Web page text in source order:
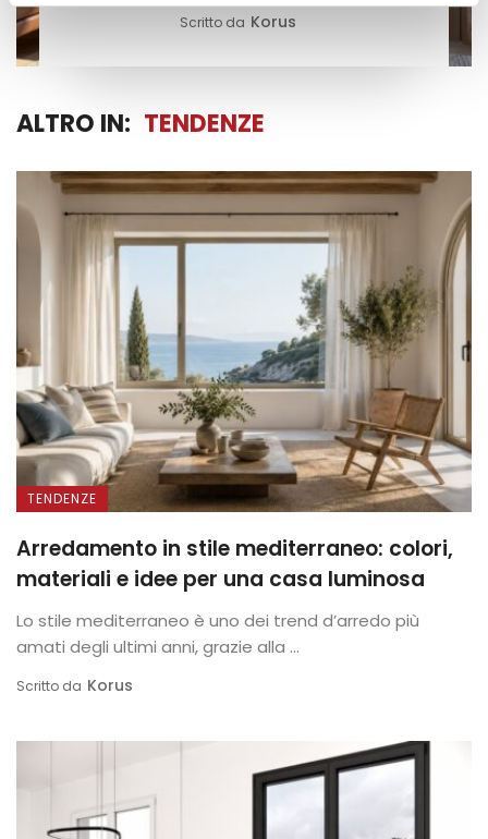
Scritto da Korus
ALTRO IN: TENDENZE
TENDENZE
Arredamento in stile mediterraneo: colori,
materiali e idee per una casa luminosa
Lo stile mediterraneo è uno dei trend d’arredo più
amati degli ultimi anni, grazie alla ...
Scritto da Korus